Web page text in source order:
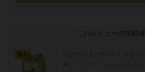
このレビューの投稿者
仙人